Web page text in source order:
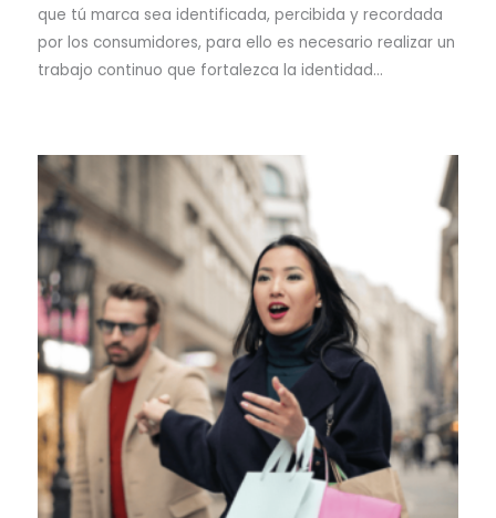
que tú marca sea identificada, percibida y recordada
por los consumidores, para ello es necesario realizar un
trabajo continuo que fortalezca la identidad…